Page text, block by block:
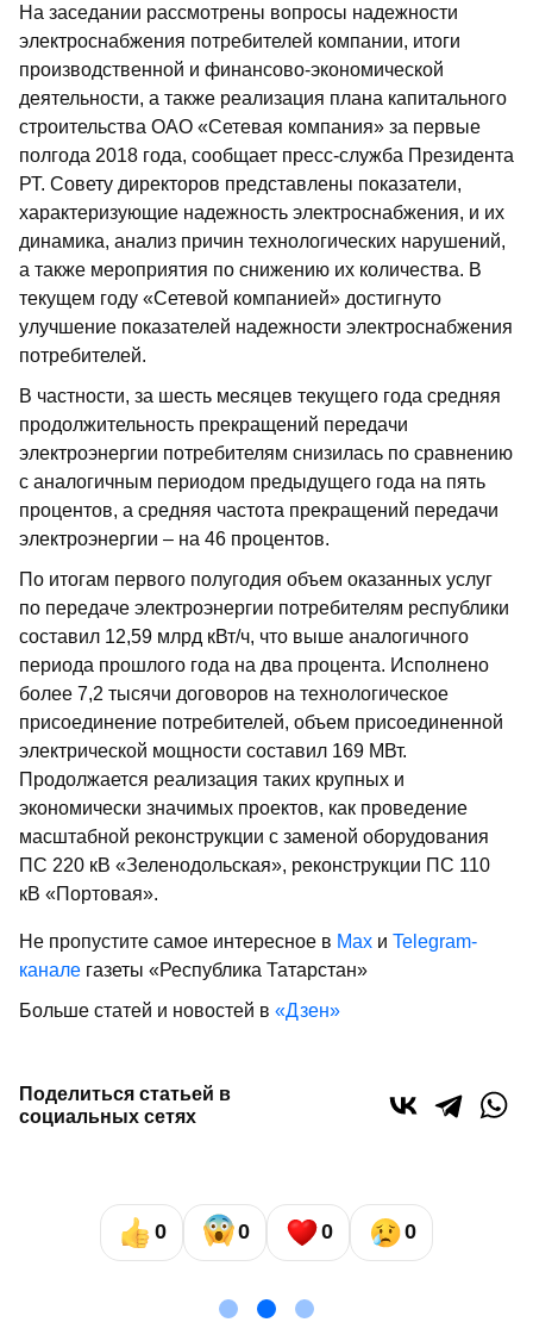
На заседании рассмотрены вопросы надежности
электроснабжения потребителей компании, итоги
производственной и финансово-экономической
деятельности, а также реализация плана капитального
строительства ОАО «Сетевая компания» за первые
полгода 2018 года, сообщает пресс-служба Президента
РТ. Совету директоров представлены показатели,
характеризующие надежность электроснабжения, и их
динамика, анализ причин технологических нарушений,
а также мероприятия по снижению их количества. В
текущем году «Сетевой компанией» достигнуто
улучшение показателей надежности электроснабжения
потребителей.
В частности, за шесть месяцев текущего года средняя
продолжительность прекращений передачи
электроэнергии потребителям снизилась по сравнению
с аналогичным периодом предыдущего года на пять
процентов, а средняя частота прекращений передачи
электроэнергии – на 46 процентов.
По итогам первого полугодия объем оказанных услуг
по передаче электроэнергии потребителям республики
составил 12,59 млрд кВт/ч, что выше аналогичного
периода прошлого года на два процента. Исполнено
более 7,2 тысячи договоров на технологическое
присоединение потребителей, объем присоединенной
электрической мощности составил 169 МВт.
Продолжается реализация таких крупных и
экономически значимых проектов, как проведение
масштабной реконструкции с заменой оборудования
ПС 220 кВ «Зеленодольская», реконструкции ПС 110
кВ «Портовая».
Не пропустите самое интересное в Max и Telegram-
канале газеты «Республика Татарстан»
Больше статей и новостей в «Дзен»
Поделиться статьей в
социальных сетях
0 0 0 0